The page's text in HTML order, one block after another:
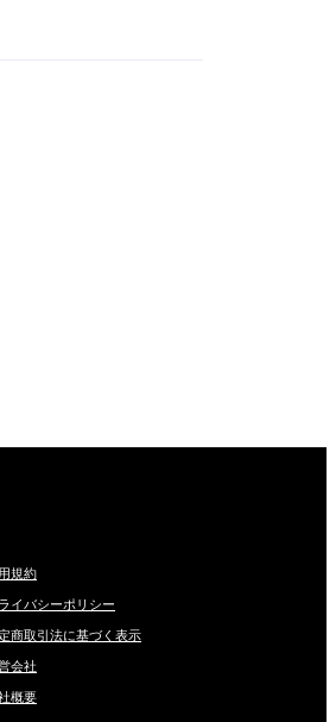
規約
イバシーポリシー
商取引法に基づく表示
会社
概要